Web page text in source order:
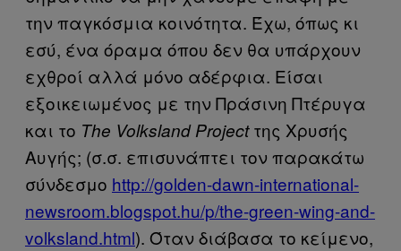
την παγκόσμια κοινότητα. Έχω, όπως κι
εσύ, ένα όραμα όπου δεν θα υπάρχουν
εχθροί αλλά μόνο αδέρφια. Είσαι
εξοικειωμένος με την Πράσινη Πτέρυγα
και το The Volksland Projectτης Χρυσής
Αυγής; (σ.σ. επισυνάπτει τον παρακάτω
σύνδεσμο http://golden-dawn-international-
newsroom.blogspot.hu/p/the-green-wing-and-
volksland.html). Όταν διάβασα το κείμενο,